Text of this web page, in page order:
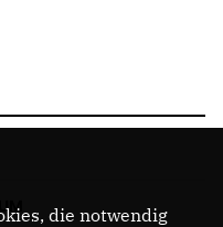
die notwendig